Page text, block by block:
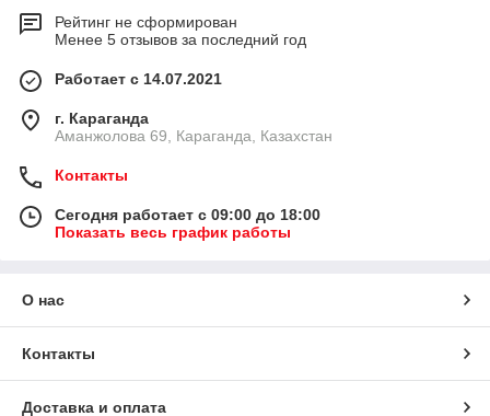
Рейтинг не сформирован
Менее 5 отзывов за последний год
Работает с 14.07.2021
г. Караганда
Аманжолова 69, Караганда, Казахстан
Контакты
Сегодня работает с 09:00 до 18:00
Показать весь график работы
О нас
Контакты
Доставка и оплата